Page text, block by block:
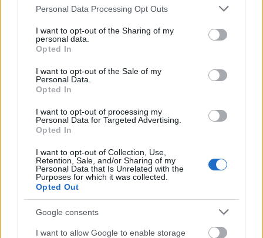
Please note that this website/app uses one or more Google
not limited to your visit or usage behaviour. You may click to
grant or deny consent to Google and its third-party tags to
use your data for below specified purposes in below Google
consent section.
Personal Data Processing Opt Outs
I want to opt-out of the Sharing of my
personal data.
Opted In
I want to opt-out of the Sale of my
Personal Data.
Opted In
I want to opt-out of processing my
Personal Data for Targeted Advertising.
Opted In
I want to opt-out of Collection, Use,
Retention, Sale, and/or Sharing of my
Personal Data that Is Unrelated with the
Purposes for which it was collected.
Opted Out
Google consents
I want to allow Google to enable storage
Διαβάζονται αυτή τη στιγμή
Η γαλάζια «θετική ατζέντα» στο δρόμο για το
2027 - Το παράπονο της Καρυστιανού - Στον
ΣΥΡΙΖΑ μελετούν Ιστορία
Πυρόπληκτοι: Τι σημαίνουν τα «πράσινα»,
«κίτρινα» και «κόκκινα» σπίτια για τις
αποζημιώσεις
Ποια είναι η (κυβερνητική) λίστα με τα μεγάλα
οδικά έργα και τα εκτιμώμενα
TAGS: Θεσσαλονίκη